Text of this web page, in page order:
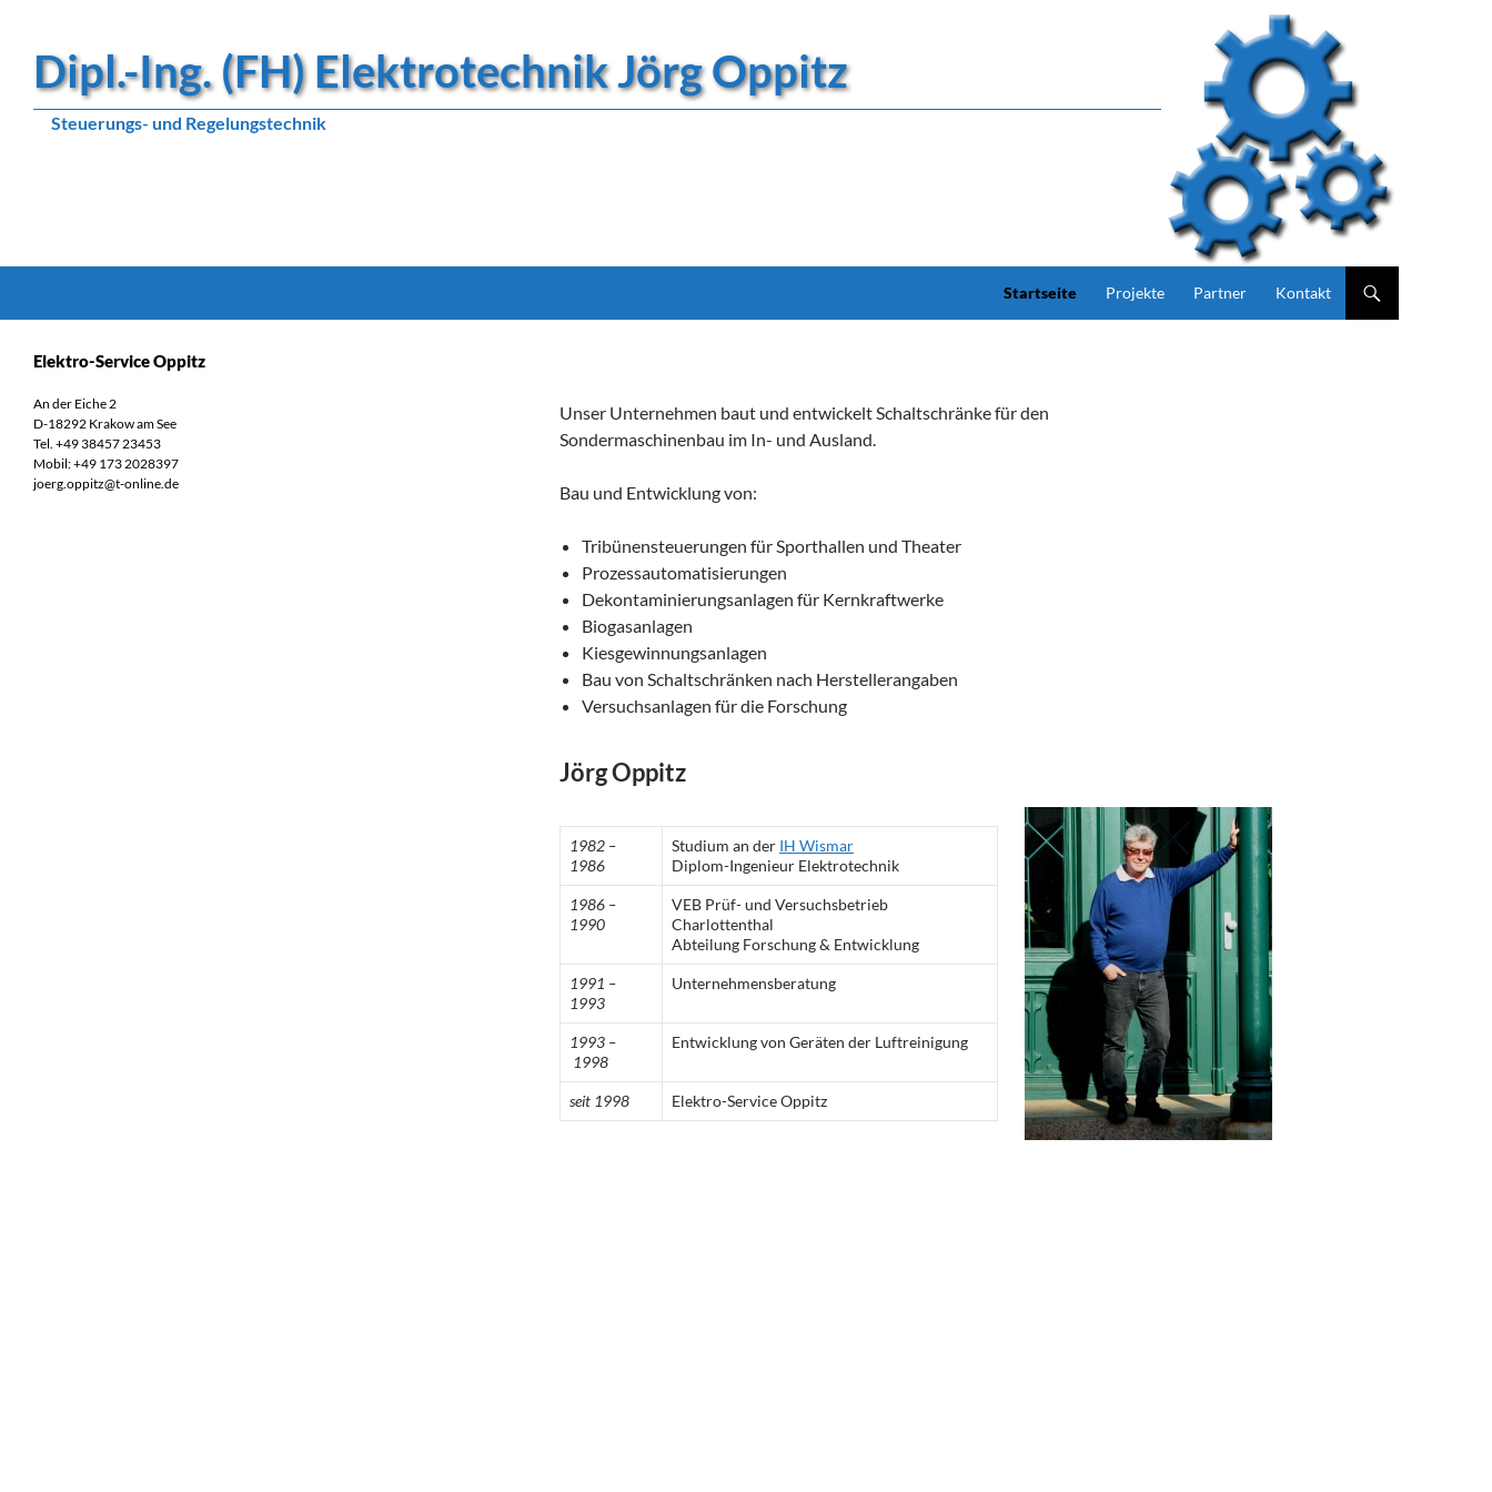
Dipl.-Ing. (FH) Elektrotechnik Jörg Oppitz
Startseite
Projekte Partner Kontakt
Unser Unternehmen baut und entwickelt Schaltschränke für den
Sondermaschinenbau im In- und Ausland.
Bau und Entwicklung von:
Tribünensteuerungen für Sporthallen und Theater
Prozessautomatisierungen
Dekontaminierungsanlagen für Kernkraftwerke
Biogasanlagen
Kiesgewinnungsanlagen
Bau von Schaltschränken nach Herstellerangaben
Versuchsanlagen für die Forschung
Jörg Oppitz
1982 –
1986
Studium an der IH Wismar
Diplom-Ingenieur Elektrotechnik
1986 –
1990
VEB Prüf- und Versuchsbetrieb
Charlottenthal
Abteilung Forschung & Entwicklung
1991 –
1993
Unternehmensberatung
1993 –
1998
Entwicklung von Geräten der Luftreinigung
seit 1998 Elektro-Service Oppitz
Steuerungs- und Regelungstechnik
Elektro-Service Oppitz
An der Eiche 2
D-18292 Krakow am See
Tel. +49 38457 23453
Mobil: +49 173 2028397
joerg.oppitz@t-online.de